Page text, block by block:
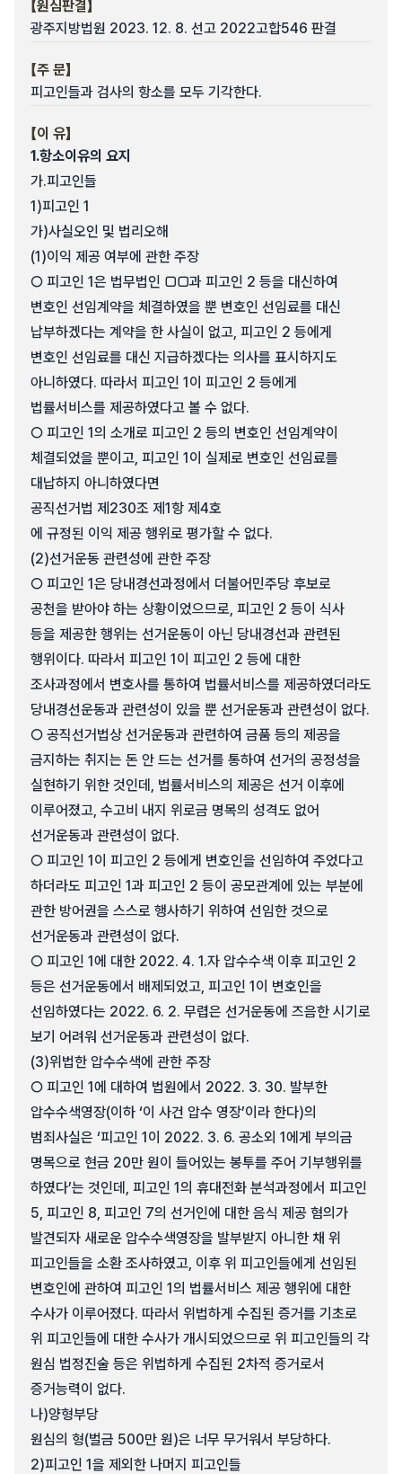
【원심판결】
광주지방법원 2023. 12. 8. 선고 2022고합546 판결
【주 문】
피고인들과 검사의 항소를 모두 기각한다.
【이 유】
1.항소이유의 요지
가.피고인들
1)피고인 1
가)사실오인 및 법리오해
(1)이익 제공 여부에 관한 주장
○ 피고인 1은 법무법인 □□과 피고인 2 등을 대신하여
변호인 선임계약을 체결하였을 뿐 변호인 선임료를 대신
납부하겠다는 계약을 한 사실이 없고, 피고인 2 등에게
변호인 선임료를 대신 지급하겠다는 의사를 표시하지도
아니하였다. 따라서 피고인 1이 피고인 2 등에게
법률서비스를 제공하였다고 볼 수 없다.
○ 피고인 1의 소개로 피고인 2 등의 변호인 선임계약이
체결되었을 뿐이고, 피고인 1이 실제로 변호인 선임료를
대납하지 아니하였다면
공직선거법 제230조 제1항 제4호
에 규정된 이익 제공 행위로 평가할 수 없다.
(2)선거운동 관련성에 관한 주장
○ 피고인 1은 당내경선과정에서 더불어민주당 후보로
공천을 받아야 하는 상황이었으므로, 피고인 2 등이 식사
등을 제공한 행위는 선거운동이 아닌 당내경선과 관련된
행위이다. 따라서 피고인 1이 피고인 2 등에 대한
조사과정에서 변호사를 통하여 법률서비스를 제공하였더라도
당내경선운동과 관련성이 있을 뿐 선거운동과 관련성이 없다.
○ 공직선거법상 선거운동과 관련하여 금품 등의 제공을
금지하는 취지는 돈 안 드는 선거를 통하여 선거의 공정성을
실현하기 위한 것인데, 법률서비스의 제공은 선거 이후에
이루어졌고, 수고비 내지 위로금 명목의 성격도 없어
선거운동과 관련성이 없다.
○ 피고인 1이 피고인 2 등에게 변호인을 선임하여 주었다고
하더라도 피고인 1과 피고인 2 등이 공모관계에 있는 부분에
관한 방어권을 스스로 행사하기 위하여 선임한 것으로
선거운동과 관련성이 없다.
○ 피고인 1에 대한 2022. 4. 1.자 압수수색 이후 피고인 2
등은 선거운동에서 배제되었고, 피고인 1이 변호인을
선임하였다는 2022. 6. 2. 무렵은 선거운동에 즈음한 시기로
보기 어려워 선거운동과 관련성이 없다.
(3)위법한 압수수색에 관한 주장
○ 피고인 1에 대하여 법원에서 2022. 3. 30. 발부한
압수수색영장(이하 ‘이 사건 압수 영장’이라 한다)의
범죄사실은 ‘피고인 1이 2022. 3. 6. 공소외 1에게 부의금
명목으로 현금 20만 원이 들어있는 봉투를 주어 기부행위를
하였다’는 것인데, 피고인 1의 휴대전화 분석과정에서 피고인
5, 피고인 8, 피고인 7의 선거인에 대한 음식 제공 혐의가
발견되자 새로운 압수수색영장을 발부받지 아니한 채 위
피고인들을 소환 조사하였고, 이후 위 피고인들에게 선임된
변호인에 관하여 피고인 1의 법률서비스 제공 행위에 대한
수사가 이루어졌다. 따라서 위법하게 수집된 증거를 기초로
위 피고인들에 대한 수사가 개시되었으므로 위 피고인들의 각
원심 법정진술 등은 위법하게 수집된 2차적 증거로서
증거능력이 없다.
나)양형부당
원심의 형(벌금 500만 원)은 너무 무거워서 부당하다.
2)피고인 1을 제외한 나머지 피고인들